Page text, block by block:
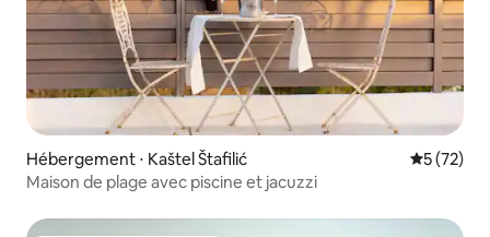
Hébergement ⋅ Kaštel Štafilić
5 (72)
Maison de plage avec piscine et jacuzzi